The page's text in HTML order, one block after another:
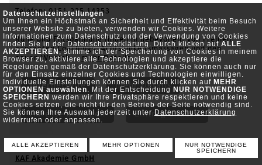
Datenschutzeinstellungen
Um Ihnen ein Höchstmaß an Sicherheit und Effektivität beim Besuch
unserer Website zu bieten, verwenden wir Cookies. Weitere
Informationen zum Datenschutz und der Verwendung von Cookies
finden Sie in derDatenschutzerklärung. Durch klicken aufALLE
AKZEPTIEREN, stimme ich der Speicherung von Cookies in meinem
Browser zu, aktiviere alle Technologien und akzeptiere die
Regelungen gemäß der Datenschutzerklärung. Sie können auch nur
für den Einsatz einzelner Cookies und Technologien einwilligen.
Individuelle Einstellungen können Sie durch klicken auf MEHR
OPTIONEN auswählen. Mit der Entscheidung NUR NOTWENDIGE
SPEICHERN werden wir Ihre Privatsphäre respektieren und keine
Cookies setzen, die nicht für den Betrieb der Seite notwendig sind.
Sie können Ihre Auswahl jederzeit unter Datenschutzerklärung
widerrufen oder anpassen.
ALLE AKZEPTIEREN MEHR OPTIONEN
NUR NOTWENDIGE
SPEICHERN
Telefon: 0151-235 14353
Ruhe und Entspannung finden in liebevollen, von Freiheit
geprägten Coachings, Achtsamkeitsmassagen und den
neuen Wunsch... mehr Details
Internetseite mehr Details
Adresse anzeigen Eintrag ändern
KAF Akademie GmbH